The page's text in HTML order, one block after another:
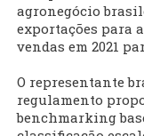
agronegócio
exportações para
vendas em 2021
O representante
regulamento
benchmarking